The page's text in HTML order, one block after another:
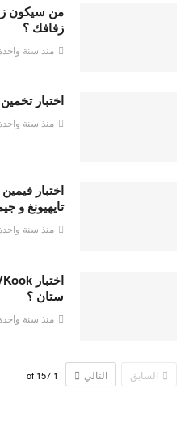
من سيكون
زفافك ؟
منذ سنة
اختبار
منذ سنة
اختبار
تايهيونغ و
منذ سنة
ستان ؟
منذ سنة
السابق التالي 1
157